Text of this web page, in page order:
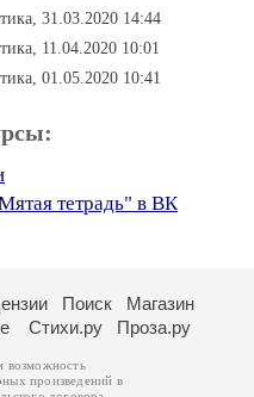
31.03.2020 14:44
11.04.2020 10:01
01.05.2020 10:41
тетрадь" в ВК
Поиск
Магазин
Стихи.ру Проза.ру
возможность
произведений в